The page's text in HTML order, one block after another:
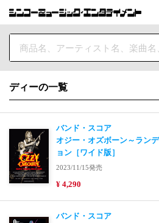
ディーの一覧
バンド・スコア
オジー・オズボーン～ラン
ョン［ワイド版］
2023/11/15発売
¥ 4,290
バンド・スコア